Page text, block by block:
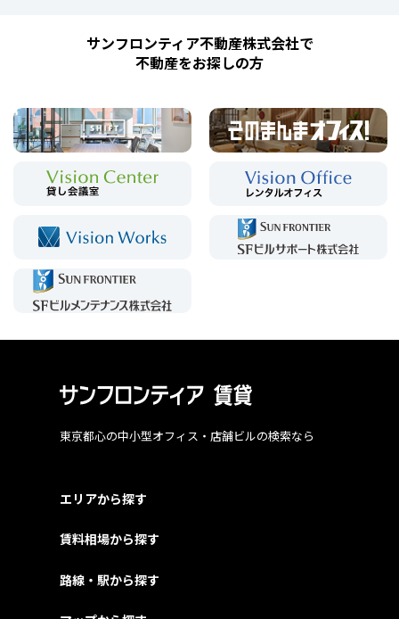
サンフロンティア不動産株式会社で
不動産をお探しの方
東京都心の中小型オフィス・店舗ビルの検索なら
エリアから探す
賃料相場から探す
路線・駅から探す